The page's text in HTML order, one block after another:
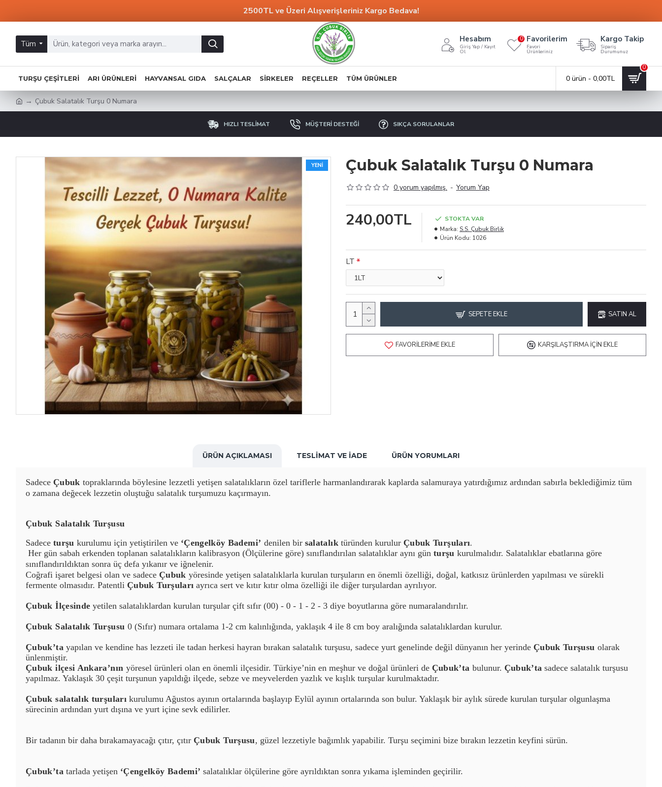
2500TL ve Üzeri Alışverişleriniz Kargo Bedava!
Tüm Hesabım
Giriş Yap / Kayıt
Ol
Favorilerim
Favori
Ürünleriniz
0 Kargo Takip
Sipariş
Durumunuz
TURŞU ÇEŞITLERI ARI ÜRÜNLERI HAYVANSAL GIDA SALÇALAR SIRKELER REÇELLER TÜM ÜRÜNLER 0 ürün - 0,00TL
0
Çubuk Salatalık Turşu 0 Numara
HIZLI TESLIMAT MÜŞTERI DESTEĞI SIKÇA SORULANLAR
YENI Çubuk Salatalık Turşu 0 Numara
0 yorum yapılmış. - Yorum Yap
240,00TL
STOKTA VAR
Marka: S.S. Çubuk Birlik
Ürün Kodu: 1026
LT
SEPETE EKLE SATIN AL
FAVORILERIME EKLE KARŞILAŞTIRMA IÇIN EKLE
ÜRÜN AÇIKLAMASI TESLIMAT VE İADE ÜRÜN YORUMLARI
Sadece Çubuk topraklarında böylesine lezzetli yetişen salatalıkların özel tariflerle harmanlandırarak kaplarda salamuraya yatırdığımız ardından sabırla beklediğimiz tüm
o zamana değecek lezzetin oluştuğu salatalık turşumuzu kaçırmayın.
Çubuk Salatalık Turşusu
Sadece turşu kurulumu için yetiştirilen ve ‘Çengelköy Bademi’ denilen bir salatalıktüründen kurulur Çubuk Turşuları.
Her gün sabah erkenden toplanan salatalıkların kalibrasyon (Ölçülerine göre) sınıflandırılan salatalıklar aynı gün turşu kurulmalıdır. Salatalıklar ebatlarına göre
sınıflandırıldıktan sonra üç defa yıkanır ve iğnelenir.
Coğrafi işaret belgesi olan ve sadece Çubuk yöresinde yetişen salatalıklarla kurulan turşuların en önemli özelliği, doğal, katkısız ürünlerden yapılması ve sürekli
fermente olmasıdır. Patentli Çubuk Turşuları ayrıca sert ve kıtır kıtır olma özelliği ile diğer turşulardan ayrılıyor.
Çubuk İlçesinde yetilen salatalıklardan kurulan turşular çift sıfır (00) - 0 - 1 - 2 - 3 diye boyutlarına göre numaralandırılır.
Çubuk Salatalık Turşusu 0 (Sıfır) numara ortalama 1-2 cm kalınlığında, yaklaşık 4 ile 8 cm boy aralığında salatalıklardan kurulur.
Çubuk’tayapılan ve kendine has lezzeti ile tadan herkesi hayran bırakan salatalık turşusu, sadece yurt genelinde değil dünyanın her yerinde Çubuk Turşusu olarak
ünlenmiştir.
Çubuk ilçesi Ankara’nın yöresel ürünleri olan en önemli ilçesidir. Türkiye’nin en meşhur ve doğal ürünleri de Çubuk’ta bulunur. Çubuk’ta sadece salatalık turşusu
yapılmaz. Yaklaşık 30 çeşit turşunun yapıldığı ilçede, sebze ve meyvelerden yazlık ve kışlık turşular kurulmaktadır.
Çubuk salatalık turşuları kurulumu Ağustos ayının ortalarında başlayıp Eylül ayının ortalarında son bulur. Yaklaşık bir aylık sürede kurulan turşular olgunlaşma
sürecinin ardından yurt dışına ve yurt içine sevk edilirler.
Bir tadanın bir daha bırakamayacağı çıtır, çıtır Çubuk Turşusu, güzel lezzetiyle bağımlık yapabilir. Turşu seçimini bize bırakın lezzetin keyfini sürün.
Çubuk’tatarlada yetişen ‘Çengelköy Bademi’ salatalıklar ölçülerine göre ayrıldıktan sonra yıkama işleminden geçirilir.